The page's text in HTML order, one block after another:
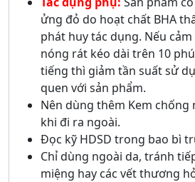
ửng đỏ do hoạt chất BHA
phát huy tác dụng. Nếu
nóng rát kéo dài trên 10
tiếng thì giảm tần suất sử
quen với sản phẩm.
Nên dùng thêm Kem chống
khi đi ra ngoài.
Đọc kỹ HDSD trong bao bì
Chỉ dùng ngoài da, tránh
miệng hay các vết thương